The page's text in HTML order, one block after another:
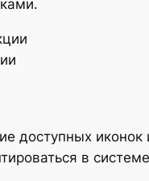
доступных
в